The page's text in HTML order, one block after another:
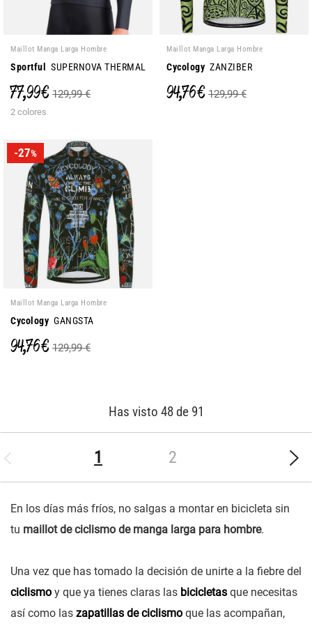
Maillot Manga Larga Hombre
Sportful SUPERNOVA THERMAL
77,99 € 129,99 €
2 colores
Maillot Manga Larga Hombre
Cycology ZANZIBER
94,76 € 129,99 €
-27%
Maillot Manga Larga Hombre
Cycology GANGSTA
94,76 € 129,99 €
Has visto 48 de 91
1 2
En los días más fríos, no salgas a montar en bicicleta sin
tu maillot de ciclismo de manga larga para hombre.
Una vez que has tomado la decisión de unirte a la fiebre del
ciclismo y que ya tienes claras las bicicletas que necesitas
así como las zapatillas de ciclismo que las acompañan,